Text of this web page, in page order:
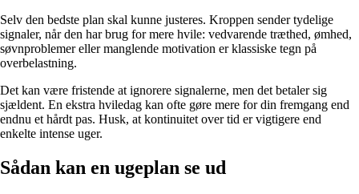
Selv den bedste plan skal kunne justeres. Kroppen sender tydelige
signaler, når den har brug for mere hvile: vedvarende træthed, ømhed,
søvnproblemer eller manglende motivation er klassiske tegn på
overbelastning.
Det kan være fristende at ignorere signalerne, men det betaler sig
sjældent. En ekstra hviledag kan ofte gøre mere for din fremgang end
endnu et hårdt pas. Husk, at kontinuitet over tid er vigtigere end
enkelte intense uger.
Sådan kan en ugeplan se ud